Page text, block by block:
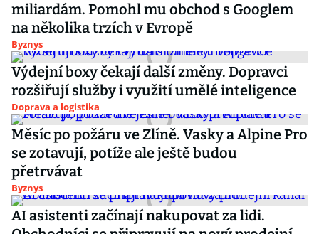
miliardám. Pomohl mu obchod s Googlem
na několika trzích v Evropě
Byznys
Výdejní boxy čekají další změny. Dopravci
rozšiřují služby i využití umělé inteligence
Doprava a logistika
Měsíc po požáru ve Zlíně. Vasky a Alpine Pro
se zotavují, potíže ale ještě budou
přetrvávat
Byznys
AI asistenti začínají nakupovat za lidi.